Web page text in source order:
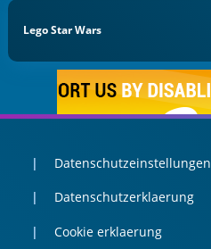
Lego Star Wars
Datenschutzeinstellungen
Datenschutzerklaerung
Cookie erklaerung